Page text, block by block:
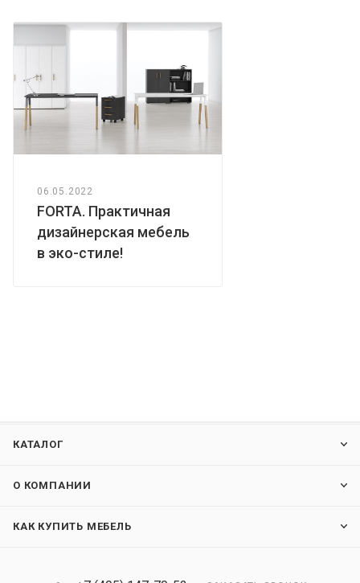
прочными силовыми креплениями – эксцентриковыми
стяжками. Регулируемые по высоте опоры обеспечат
столу устойчивость на неровном полу.
06.05.2022
FORTA. Практичная
дизайнерская мебель
в эко-стиле!
КАТАЛОГ
О КОМПАНИИ
КАК КУПИТЬ МЕБЕЛЬ